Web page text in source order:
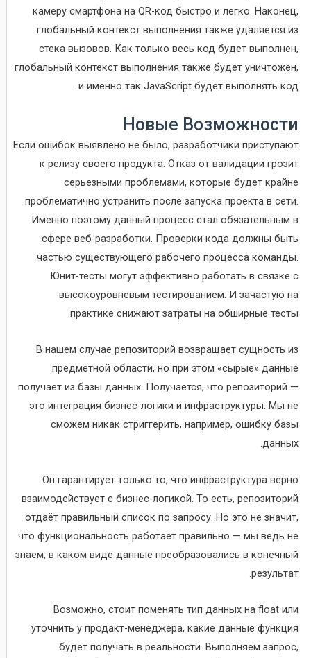
камеру смартфона на QR-код быстро и легко. Наконец,
глобальный контекст выполнения также удаляется из
стека вызовов. Как только весь код будет выполнен,
глобальный контекст выполнения также будет уничтожен,
и именно так JavaScript будет выполнять код.
Новые Возможности
Если ошибок выявлено не было, разработчики приступают
к релизу своего продукта. Отказ от валидации грозит
серьезными проблемами, которые будет крайне
проблематично устранить после запуска проекта в сети.
Именно поэтому данный процесс стал обязательным в
сфере веб-разработки. Проверки кода должны быть
частью существующего рабочего процесса команды.
Юнит-тесты могут эффективно работать в связке с
высокоуровневым тестированием. И зачастую на
практике снижают затраты на обширные тесты.
В нашем случае репозиторий возвращает сущность из
предметной области, но при этом «сырые» данные
получает из базы данных. Получается, что репозиторий —
это интеграция бизнес-логики и инфраструктуры. Мы не
сможем никак стриггерить, например, ошибку базы
данных.
Он гарантирует только то, что инфраструктура верно
взаимодействует с бизнес-логикой. То есть, репозиторий
отдаёт правильный список по запросу. Но это не значит,
что функциональность работает правильно — мы ведь не
знаем, в каком виде данные преобразовались в конечный
результат.
Возможно, стоит поменять тип данных на float или
уточнить у продакт-менеджера, какие данные функция
будет получать в реальности. Выполняем запрос,